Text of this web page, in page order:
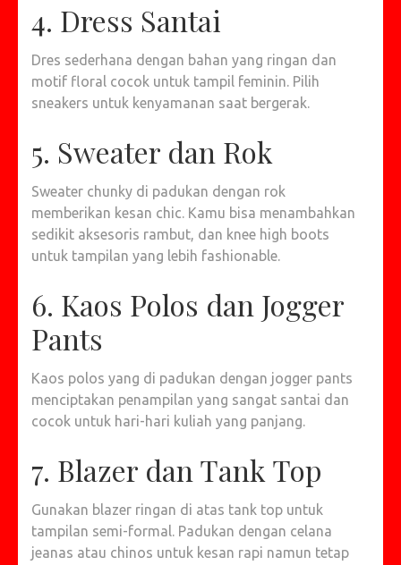
4. Dress Santai
Dres sederhana dengan bahan yang ringan dan
motif floral cocok untuk tampil feminin. Pilih
sneakers untuk kenyamanan saat bergerak.
5. Sweater dan Rok
Sweater chunky di padukan dengan rok
memberikan kesan chic. Kamu bisa menambahkan
sedikit aksesoris rambut, dan knee high boots
untuk tampilan yang lebih fashionable.
6. Kaos Polos dan Jogger
Pants
Kaos polos yang di padukan dengan jogger pants
menciptakan penampilan yang sangat santai dan
cocok untuk hari-hari kuliah yang panjang.
7. Blazer dan Tank Top
Gunakan blazer ringan di atas tank top untuk
tampilan semi-formal. Padukan dengan celana
jeanas atau chinos untuk kesan rapi namun tetap